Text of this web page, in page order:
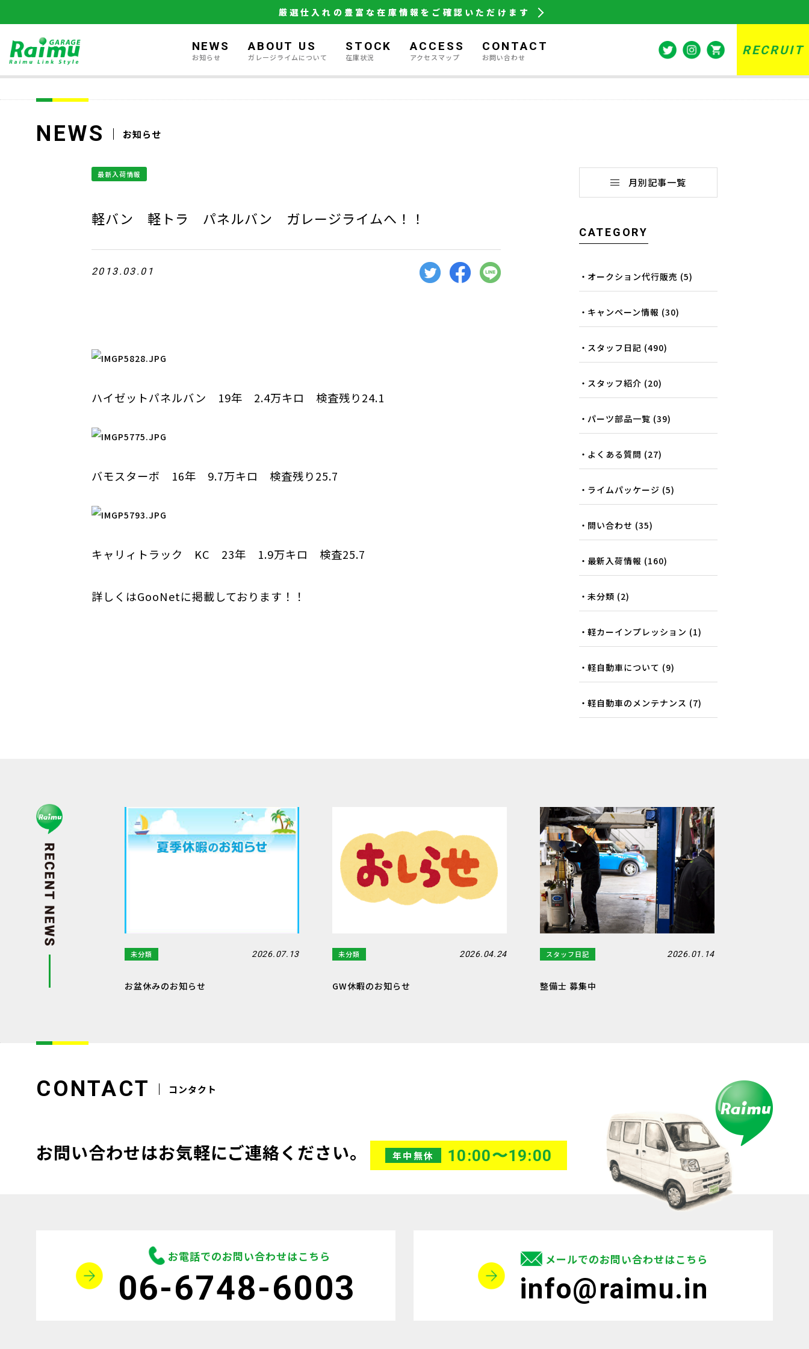
厳選仕入れの豊富な在庫情報をご確認いただけます
NEWS
お知らせ
ABOUT US
ガレージライムについて
STOCK
在庫状況
ACCESS
アクセスマップ
CONTACT
お問い合わせ
RECRUIT
NEWS お知らせ
最新入荷情報
軽バン 軽トラ パネルバン ガレージライムへ！！
2013.03.01
ハイゼットパネルバン 19年 2.4万キロ 検査残り24.1
バモスターボ 16年 9.7万キロ 検査残り25.7
キャリィトラック KC 23年 1.9万キロ 検査25.7
詳しくはGooNetに掲載しております！！
月別記事一覧
CATEGORY
オークション代行販売 (5)
キャンペーン情報 (30)
スタッフ日記 (490)
スタッフ紹介 (20)
パーツ部品一覧 (39)
よくある質問 (27)
ライムパッケージ (5)
問い合わせ (35)
最新入荷情報 (160)
未分類 (2)
軽カーインプレッション (1)
軽自動車について (9)
軽自動車のメンテナンス (7)
未分類 2026.07.13
お盆休みのお知らせ
未分類 2026.04.24
GW休暇のお知らせ
スタッフ日記 2026.01.14
整備士 募集中
CONTACT コンタクト
お問い合わせはお気軽にご連絡ください。 年中無休 10:00〜19:00
お電話でのお問い合わせはこちら
06-6748-6003
メールでのお問い合わせはこちら
info@raimu.in